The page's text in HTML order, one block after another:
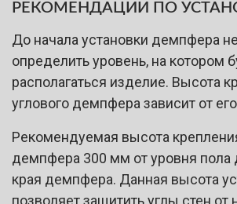
РЕКОМЕНДАЦИИ ПО
До начала установки демпфера
определить уровень, на котором
располагаться изделие. Высота
углового демпфера зависит от
Рекомендуемая высота
демпфера 300 мм от уровня пола
края демпфера. Данная высота
позволяет защитить углы стен от